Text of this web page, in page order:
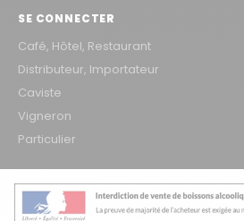
SE CONNECTER
Café, Hôtel, Restaurant
Distributeur, Importateur
Caviste
Vigneron
Particulier